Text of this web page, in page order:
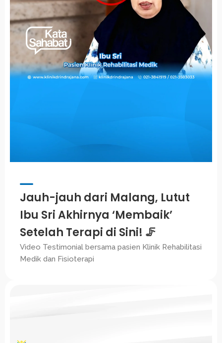
Jauh-jauh dari Malang, Lutut
Ibu Sri Akhirnya ‘Membaik’
Setelah Terapi di Sini! 🦵
Video Testimonial bersama pasien Klinik Rehabilitasi
Medik dan Fisioterapi